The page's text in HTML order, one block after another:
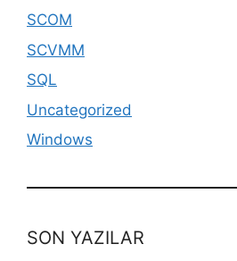
SCOM
SCVMM
SQL
Uncategorized
Windows
SON YAZILAR